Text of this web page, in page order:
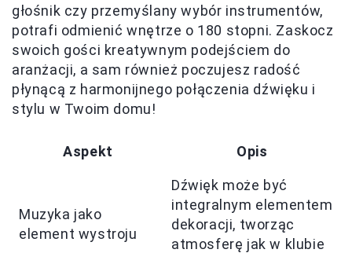
głośnik czy przemyślany wybór instrumentów,
potrafi odmienić wnętrze o 180 stopni. Zaskocz
swoich gości kreatywnym podejściem do
aranżacji, a sam również poczujesz radość
płynącą z harmonijnego połączenia dźwięku i
stylu w Twoim domu!
Aspekt Opis
Muzyka jako
element wystroju
Dźwięk może być
integralnym elementem
dekoracji, tworząc
atmosferę jak w klubie